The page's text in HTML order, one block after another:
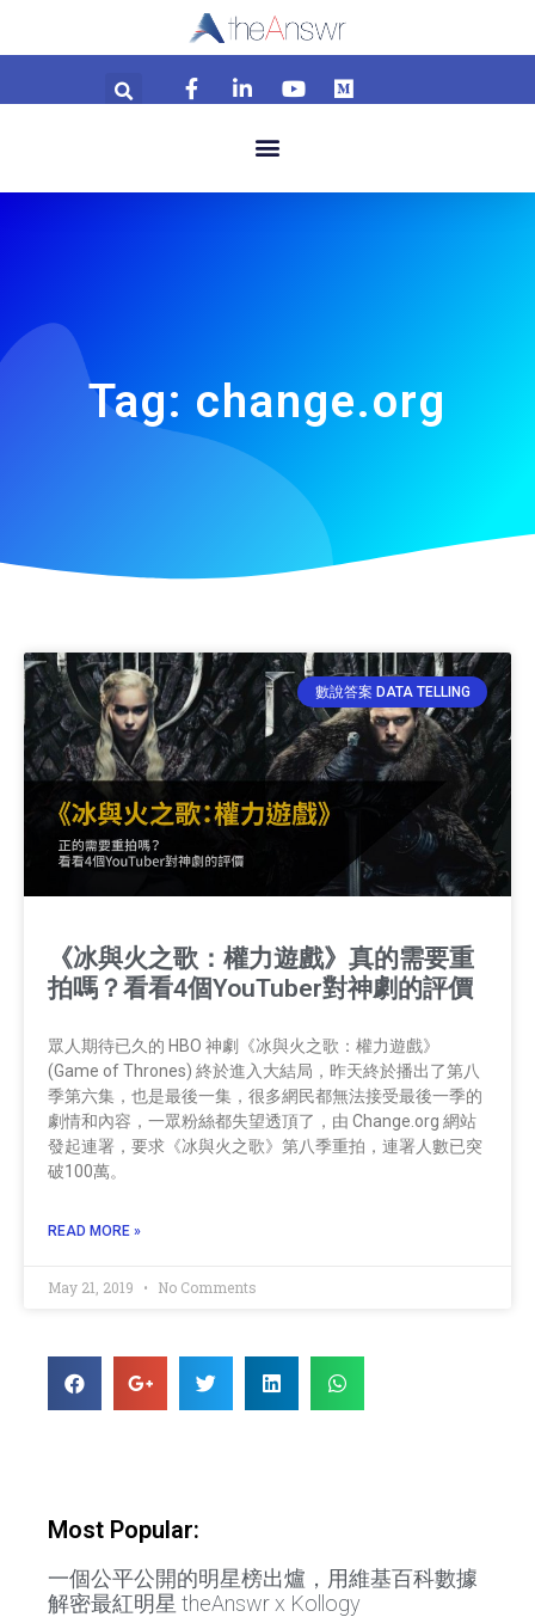
Tag: change.org
數說答案 DATA TELLING
《冰與火之歌：權力遊戲》真的需要重
拍嗎？看看4個YouTuber對神劇的評價
眾人期待已久的 HBO 神劇《冰與火之歌：權力遊戲》
(Game of Thrones) 終於進入大結局，昨天終於播出了第八
季第六集，也是最後一集，很多網民都無法接受最後一季的
劇情和內容，一眾粉絲都失望透頂了，由 Change.org 網站
發起連署，要求《冰與火之歌》第八季重拍，連署人數已突
破100萬。
READ MORE »
May 21, 2019 No Comments
Most Popular:
一個公平公開的明星榜出爐，用維基百科數據
解密最紅明星 theAnswr x Kollogy